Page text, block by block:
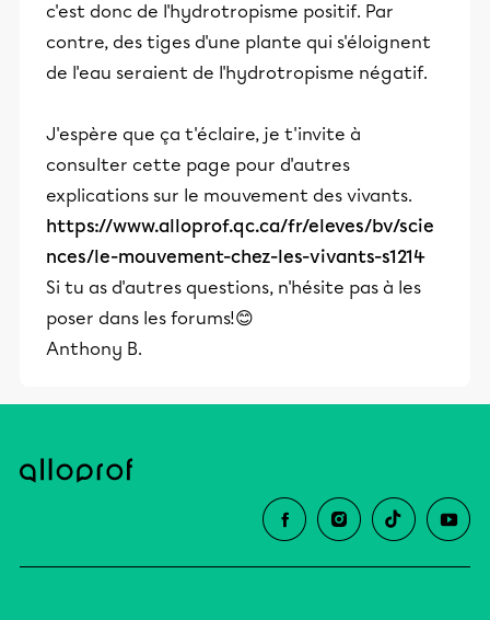
c'est donc de l'hydrotropisme positif. Par
contre, des tiges d'une plante qui s'éloignent
de l'eau seraient de l'hydrotropisme négatif.
J'espère que ça t'éclaire, je t'invite à
consulter cette page pour d'autres
explications sur le mouvement des vivants.
https://www.alloprof.qc.ca/fr/eleves/bv/scie
nces/le-mouvement-chez-les-vivants-s1214
Si tu as d'autres questions, n'hésite pas à les
poser dans les forums!😊
Anthony B.